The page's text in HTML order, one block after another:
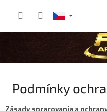
Podmínky